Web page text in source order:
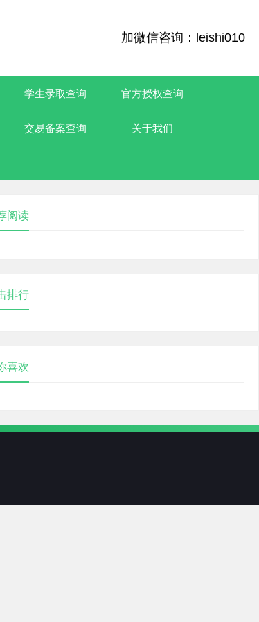
加微信咨询：leishi010
学生录取查询 官方授权查询
交易备案查询 关于我们
阅读
排行
喜欢